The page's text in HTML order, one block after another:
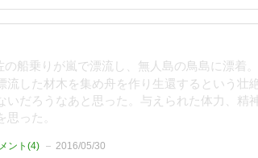
の船乗りが嵐で漂流し、無人島の鳥島に漂着
流した材木を集め舟を作り生還するという壮
いだろうなあと思った。与えられた体力、精
った。
ント(4) 2016/05/30